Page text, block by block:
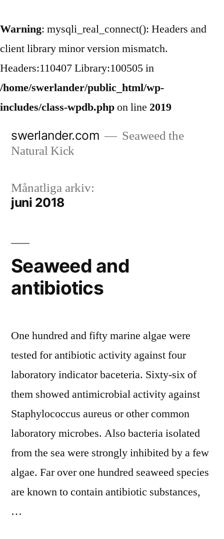
Warning: mysqli_real_connect(): Headers and
client library minor version mismatch.
Headers:110407 Library:100505 in
/home/swerlander/public_html/wp-
includes/class-wpdb.phpon line 2019
till
swerlander.com
Seaweed the
Natural Kick
Månatliga arkiv:
juni 2018
Seaweed and
antibiotics
One hundred and fifty marine algae were
tested for antibiotic activity against four
laboratory indicator baceteria. Sixty-six of
them showed antimicrobial activity against
Staphylococcus aureus or other common
laboratory microbes. Also bacteria isolated
from the sea were strongly inhibited by a few
algae. Far over one hundred seaweed species
are known to contain antibiotic substances,
…